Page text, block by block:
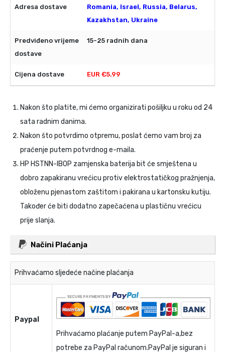
Romania, Israel, Russia, Belarus,
Kazakhstan, Ukraine
15-25 radnih dana
EUR €5.99
Nakon što platite, mi ćemo organizirati pošiljku u roku od 24
sata radnim danima.
Nakon što potvrdimo otpremu, poslat ćemo vam broj za
praćenje putem potvrdnog e-maila.
HP HSTNN-IB0P zamjenska baterija bit će smještena u
dobro zapakiranu vrećicu protiv elektrostatičkog pražnjenja,
obloženu pjenastom zaštitom i pakirana u kartonsku kutiju.
Također će biti dodatno zapečaćena u plastičnu vrećicu
prije slanja.
Načini Plaćanja
Prihvaćamo sljedeće načine plaćanja
Paypal
Prihvaćamo plaćanje putem PayPal-a,bez
potrebe za PayPal računom.PayPal je siguran i